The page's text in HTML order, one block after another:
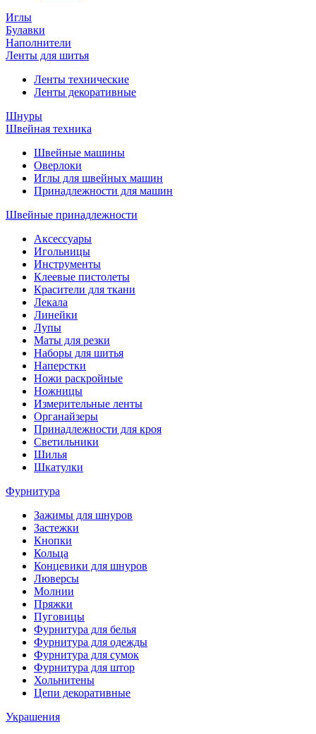
Иглы
Булавки
Наполнители
Ленты для шитья
Ленты технические
Ленты декоративные
Шнуры
Швейная техника
Швейные машины
Оверлоки
Иглы для швейных машин
Принадлежности для машин
Швейные принадлежности
Аксессуары
Игольницы
Инструменты
Клеевые пистолеты
Красители для ткани
Лекала
Линейки
Лупы
Маты для резки
Наборы для шитья
Наперстки
Ножи раскройные
Ножницы
Измерительные ленты
Органайзеры
Принадлежности для кроя
Светильники
Шилья
Шкатулки
Фурнитура
Зажимы для шнуров
Застежки
Кнопки
Кольца
Концевики для шнуров
Люверсы
Молнии
Пряжки
Пуговицы
Фурнитура для белья
Фурнитура для одежды
Фурнитура для сумок
Фурнитура для штор
Хольнитены
Цепи декоративные
Украшения